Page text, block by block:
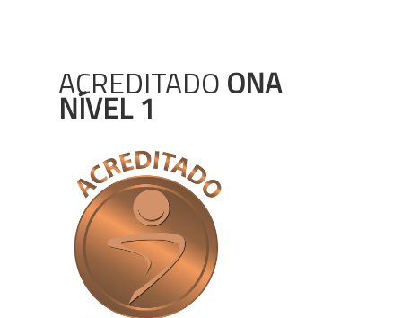
ACREDITADO ONA
NÍVEL 1